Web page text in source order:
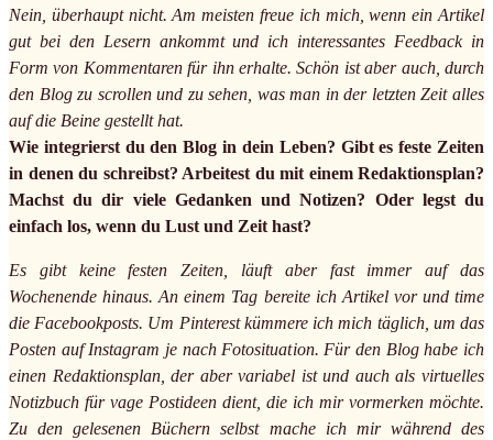
Nein, überhaupt nicht. Am meisten freue ich mich, wenn ein Artikel
gut bei den Lesern ankommt und ich interessantes Feedback in
Form von Kommentaren für ihn erhalte. Schön ist aber auch, durch
den Blog zu scrollen und zu sehen, was man in der letzten Zeit alles
auf die Beine gestellt hat.
Wie integrierst du den Blog in dein Leben? Gibt es feste Zeiten
in denen du schreibst? Arbeitest du mit einem Redaktionsplan?
Machst du dir viele Gedanken und Notizen? Oder legst du
einfach los, wenn du Lust und Zeit hast?
Es gibt keine festen Zeiten, läuft aber fast immer auf das
Wochenende hinaus. An einem Tag bereite ich Artikel vor und time
die Facebookposts. Um Pinterest kümmere ich mich täglich, um das
Posten auf Instagram je nach Fotosituation. Für den Blog habe ich
einen Redaktionsplan, der aber variabel ist und auch als virtuelles
Notizbuch für vage Postideen dient, die ich mir vormerken möchte.
Zu den gelesenen Büchern selbst mache ich mir während des